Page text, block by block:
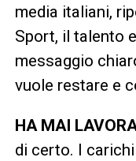
media italiani,
Sport, il talento
messaggio
vuole restare e
HA MAI
di certo. I